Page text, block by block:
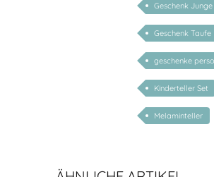
Geschenk Junge
Geschenk Taufe
geschenke
kinder
Kinderteller Set
Melaminteller